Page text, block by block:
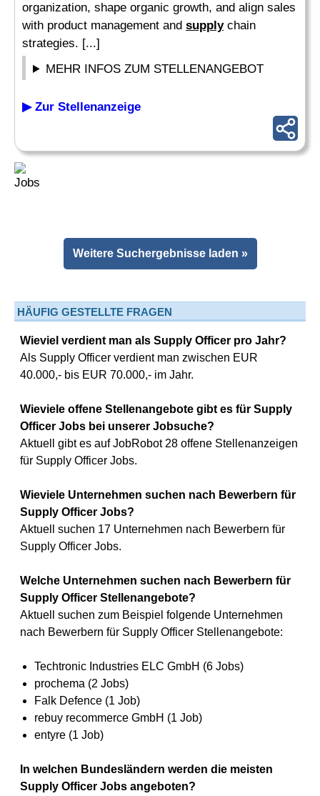
organization, shape organic growth, and align sales
with product management and supplychain
strategies. [...]
MEHR INFOS ZUM STELLENANGEBOT
▶ Zur Stellenanzeige
Weitere Suchergebnisse laden »
HÄUFIG GESTELLTE FRAGEN
Wieviel verdient man als Supply Officer pro Jahr?
Als Supply Officer verdient man zwischen EUR
40.000,- bis EUR 70.000,- im Jahr.
Wieviele offene Stellenangebote gibt es für Supply
Officer Jobs bei unserer Jobsuche?
Aktuell gibt es auf JobRobot 28 offene Stellenanzeigen
für Supply Officer Jobs.
Wieviele Unternehmen suchen nach Bewerbern für
Supply Officer Jobs?
Aktuell suchen 17 Unternehmen nach Bewerbern für
Supply Officer Jobs.
Welche Unternehmen suchen nach Bewerbern für
Supply Officer Stellenangebote?
Aktuell suchen zum Beispiel folgende Unternehmen
nach Bewerbern für Supply Officer Stellenangebote:
Techtronic Industries ELC GmbH (6 Jobs)
prochema (2 Jobs)
Falk Defence (1 Job)
rebuy recommerce GmbH (1 Job)
entyre (1 Job)
In welchen Bundesländern werden die meisten
Supply Officer Jobs angeboten?